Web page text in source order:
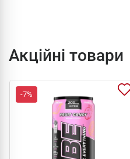
Акційні товари
-7%